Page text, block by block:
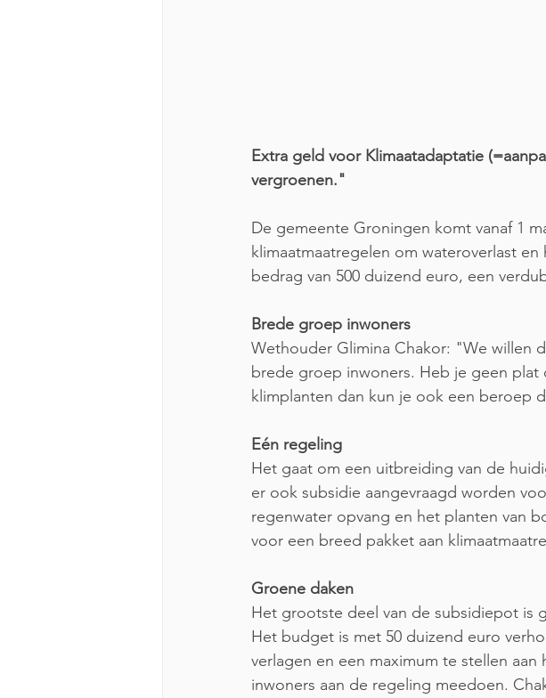
Extra geld voor Klimaatadaptatie
vergroenen."
De gemeente Groningen komt vanaf 1
klimaatmaatregelen om wateroverlast
bedrag van 500 duizend euro, een
Brede groep inwoners
Wethouder Glimina Chakor: "We willen
brede groep inwoners. Heb je geen
klimplanten dan kun je ook een beroep
Eén regeling
Het gaat om een uitbreiding van de
er ook subsidie aangevraagd worden
regenwater opvang en het planten van
voor een breed pakket aan
Groene daken
Het grootste deel van de subsidiepot is
Het budget is met 50 duizend euro
verlagen en een maximum te stellen
inwoners aan de regeling meedoen.